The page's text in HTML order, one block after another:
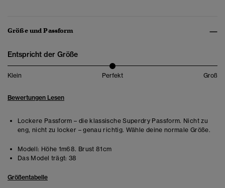
Größe und Passform
Entspricht der Größe
Klein Perfekt Groß
Bewertungen Lesen
Lockere Passform – die klassische Superdry Passform. Nicht zu
eng, nicht zu locker – genau richtig. Wähle deine normale Größe.
Modell: Höhe 1m68. Brust 81cm
Das Model trägt: 38
Größentabelle